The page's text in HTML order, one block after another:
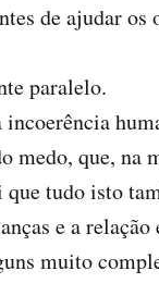
de ajudar
paralelo.
que, na
tudo isto
e a relação
muito